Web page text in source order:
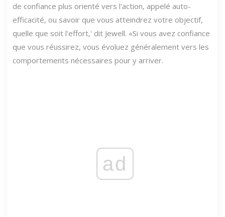
de confiance plus orienté vers l'action, appelé auto-
efficacité, ou savoir que vous atteindrez votre objectif,
quelle que soit l'effort,' dit Jewell. «Si vous avez confiance
que vous réussirez, vous évoluez généralement vers les
comportements nécessaires pour y arriver.
ad